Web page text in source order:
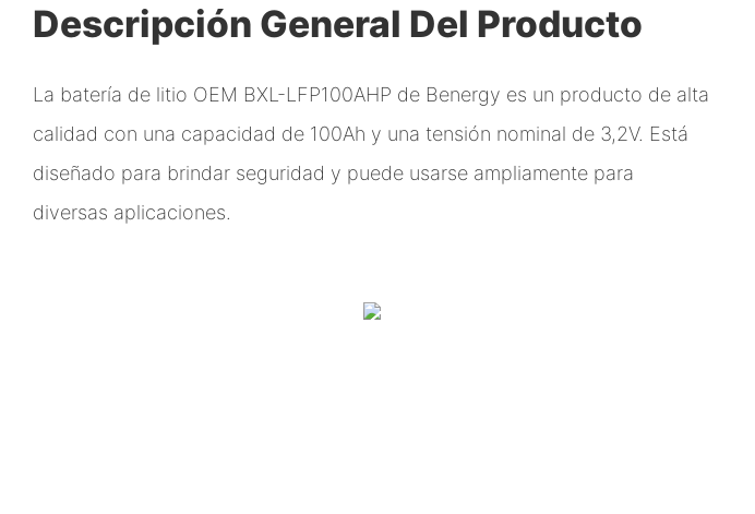
Descripción General Del Producto
La batería de litio OEM BXL-LFP100AHP de Benergy es un producto de alta
calidad con una capacidad de 100Ah y una tensión nominal de 3,2V. Está
diseñado para brindar seguridad y puede usarse ampliamente para
diversas aplicaciones.